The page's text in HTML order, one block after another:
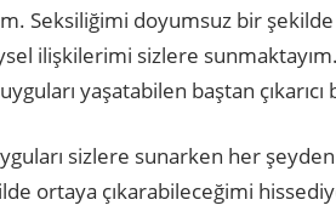
Seksiliğimi doyumsuz bir
ilişkilerimi sizlere
yaşatabilen baştan
sizlere sunarken her
ortaya çıkarabileceğimi